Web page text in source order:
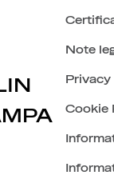
Note
Cookie